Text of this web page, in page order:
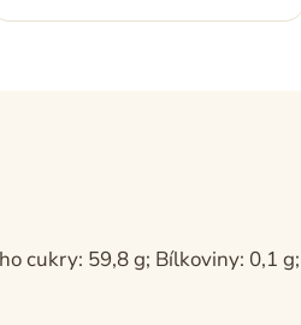
cukry: 59,8 g; Bílkoviny: 0,1 g;